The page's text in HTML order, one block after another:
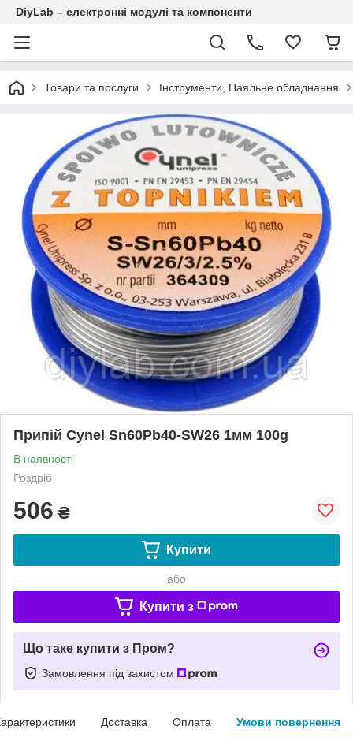
DiyLab – електронні модулі та компоненти
Товари та послуги Інструменти, Паяльне обладнання
Припій Cynel Sn60Pb40-SW26 1мм 100g
В наявності
Роздріб
506 ₴
Купити
або
Купити з
Що таке купити з Пром?
Замовлення під захистом
Доставка Оплата Умови повернення